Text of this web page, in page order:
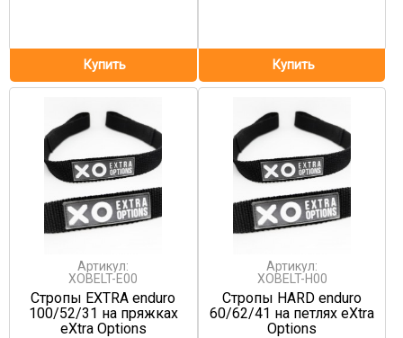
Артикул:
XOBELT-E00
Стропы EXTRA enduro
100/52/31 на пряжках
eXtra Options
Артикул:
XOBELT-H00
Стропы HARD enduro
60/62/41 на петлях eXtra
Options